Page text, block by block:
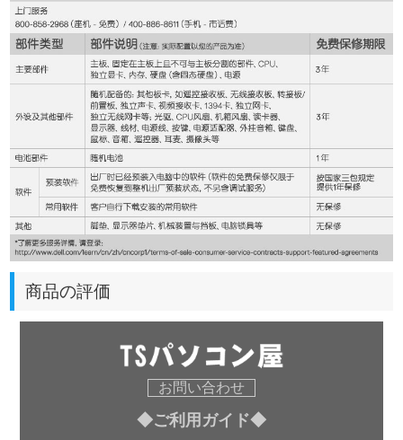
商品の評価
お問い合わせ
◆ご利用ガイド◆